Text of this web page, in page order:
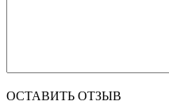
ОСТАВИТЬ ОТЗЫВ